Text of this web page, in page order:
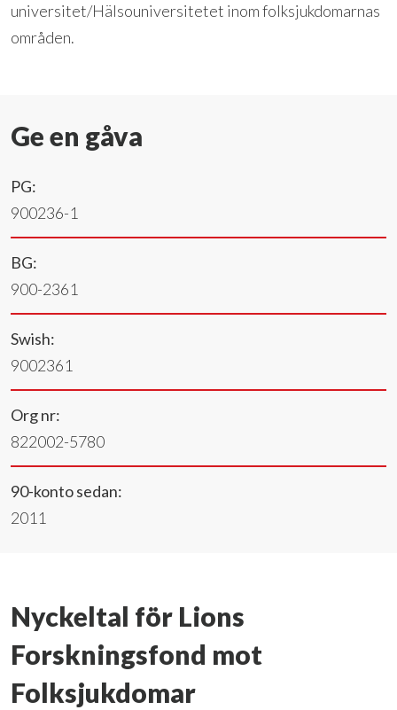
universitet/Hälsouniversitetet inom folksjukdomarnas
områden.
Ge en gåva
PG:
900236-1
BG:
900-2361
Swish:
9002361
Org nr:
822002-5780
90-konto sedan:
2011
Nyckeltal för Lions
Forskningsfond mot
Folksjukdomar